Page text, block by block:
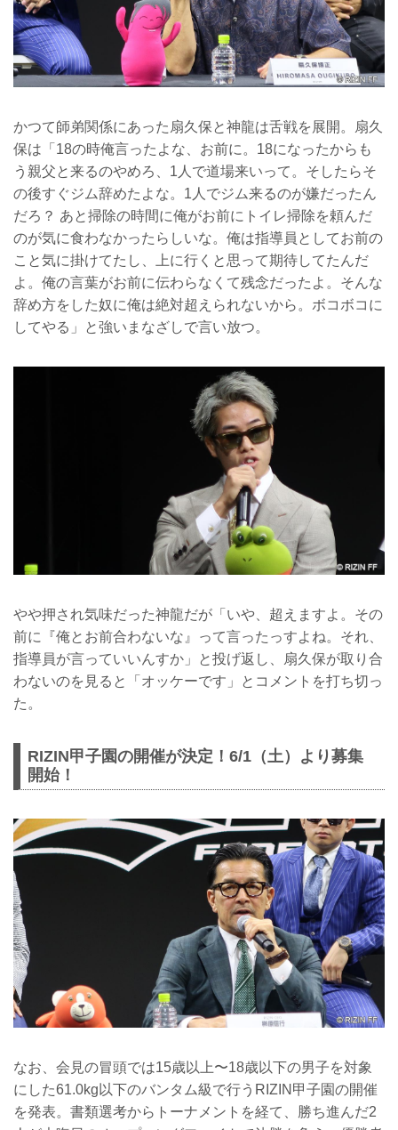
かつて師弟関係にあった扇久保と神龍は舌戦を展開。扇久
保は「18の時俺言ったよな、お前に。18になったからも
う親父と来るのやめろ、1人で道場来いって。そしたらそ
の後すぐジム辞めたよな。1人でジム来るのが嫌だったん
だろ？ あと掃除の時間に俺がお前にトイレ掃除を頼んだ
のが気に食わなかったらしいな。俺は指導員としてお前の
こと気に掛けてたし、上に行くと思って期待してたんだ
よ。俺の言葉がお前に伝わらなくて残念だったよ。そんな
辞め方をした奴に俺は絶対超えられないから。ボコボコに
してやる」と強いまなざしで言い放つ。
やや押され気味だった神龍だが「いや、超えますよ。その
前に『俺とお前合わないな』って言ったっすよね。それ、
指導員が言っていいんすか」と投げ返し、扇久保が取り合
わないのを見ると「オッケーです」とコメントを打ち切っ
た。
RIZIN甲子園の開催が決定！6/1（土）より募集
開始！
なお、会見の冒頭では15歳以上〜18歳以下の男子を対象
にした61.0kg以下のバンタム級で行うRIZIN甲子園の開催
を発表。書類選考からトーナメントを経て、勝ち進んだ2